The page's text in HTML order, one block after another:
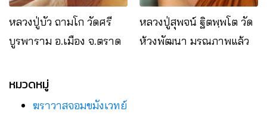
หลวงปู่บัว ถามโก วัดศรี
บูรพาราม อ.เมือง จ.ตราด
หลวงปู่สุพจน์ ฐิตพฺพโต วัด
ห้วงพัฒนา มรณภาพแล้ว
หมวดหมู่
ฆราวาสจอมขมังเวทย์